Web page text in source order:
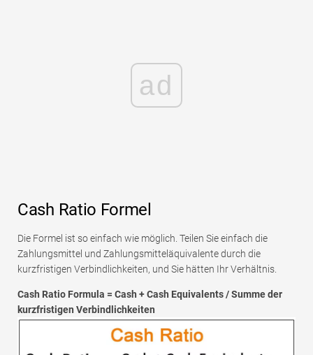
ad
Cash Ratio Formel
Die Formel ist so einfach wie möglich. Teilen Sie einfach die
Zahlungsmittel und Zahlungsmitteläquivalente durch die
kurzfristigen Verbindlichkeiten, und Sie hätten Ihr Verhältnis.
Cash Ratio Formula = Cash + Cash Equivalents / Summe der
kurzfristigen Verbindlichkeiten